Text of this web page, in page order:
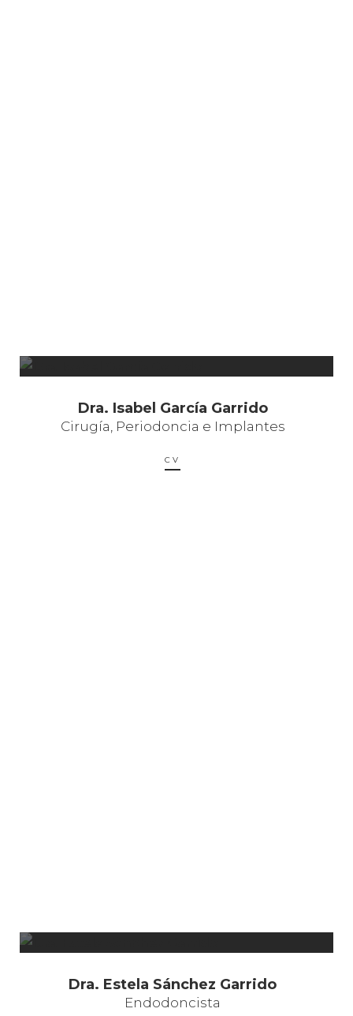
Dra. Isabel García Garrido
Cirugía, Periodoncia e Implantes
CV
Dra. Estela Sánchez Garrido
Endodoncista